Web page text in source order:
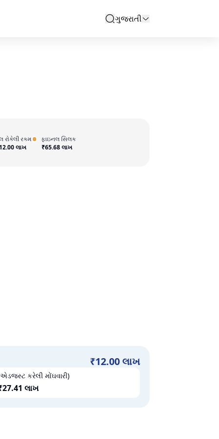
search
ગુજરાતી
રોકેલી રકમ
12.00 લાખ
ફાઇનલ સિલક
₹65.68 લાખ
₹12.00 લાખ
કરેલી મોંઘવારી)
27.41 લાખ